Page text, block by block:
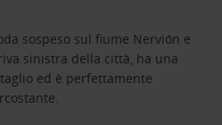
sospeso sul fiume Nervión e
sinistra della città, ha una
ed è perfettamente